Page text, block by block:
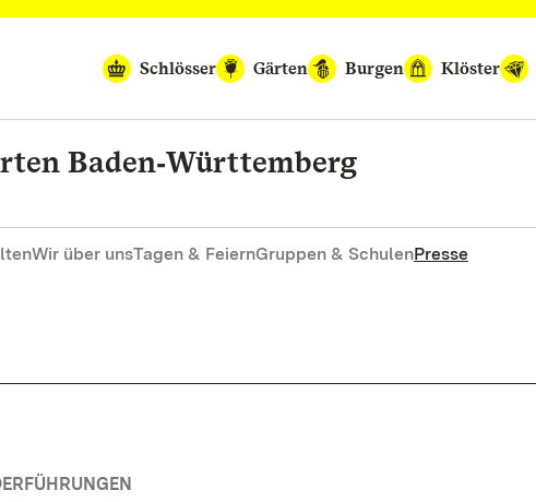
Schlösser
Gärten Burgen Klöster
Baden‑Württemberg
Wir über unsTagen & FeiernGruppen & SchulenPresse